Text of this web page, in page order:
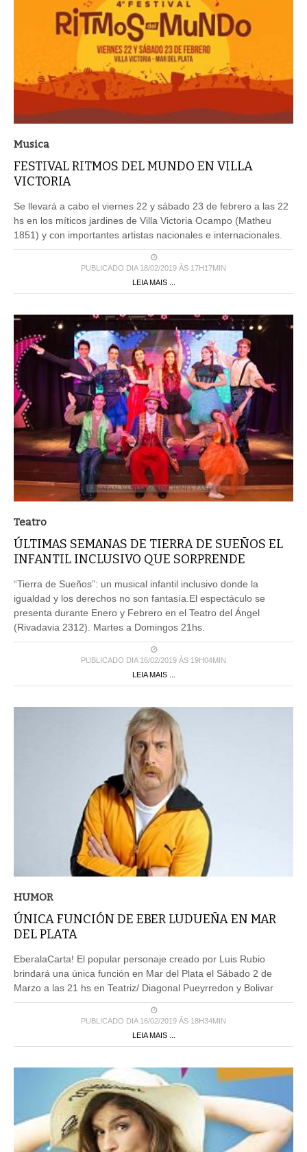
Musica
FESTIVAL RITMOS DEL MUNDO EN VILLA
VICTORIA
Se llevará a cabo el viernes 22 y sábado 23 de febrero a las 22
hs en los míticos jardines de Villa Victoria Ocampo (Matheu
1851) y con importantes artistas nacionales e internacionales.
PUBLICADO DIA 18/02/2019 ÀS 17H17MIN
LEIA MAIS ...
Teatro
ÚLTIMAS SEMANAS DE TIERRA DE SUEÑOS EL
INFANTIL INCLUSIVO QUE SORPRENDE
“Tierra de Sueños”: un musical infantil inclusivo donde la
igualdad y los derechos no son fantasía.El espectáculo se
presenta durante Enero y Febrero en el Teatro del Ángel
(Rivadavia 2312). Martes a Domingos 21hs.
PUBLICADO DIA 16/02/2019 ÀS 19H04MIN
LEIA MAIS ...
HUMOR
ÚNICA FUNCIÓN DE EBER LUDUEÑA EN MAR
DEL PLATA
EberalaCarta! El popular personaje creado por Luis Rubio
brindará una única función en Mar del Plata el Sábado 2 de
Marzo a las 21 hs en Teatriz/ Diagonal Pueyrredon y Bolivar
PUBLICADO DIA 16/02/2019 ÀS 18H34MIN
LEIA MAIS ...